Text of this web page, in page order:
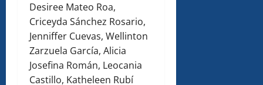
Desiree Mateo Roa,
Criceyda Sánchez Rosario,
Jenniffer Cuevas, Wellinton
Zarzuela García, Alicia
Josefina Román, Leocania
Castillo, Katheleen Rubí